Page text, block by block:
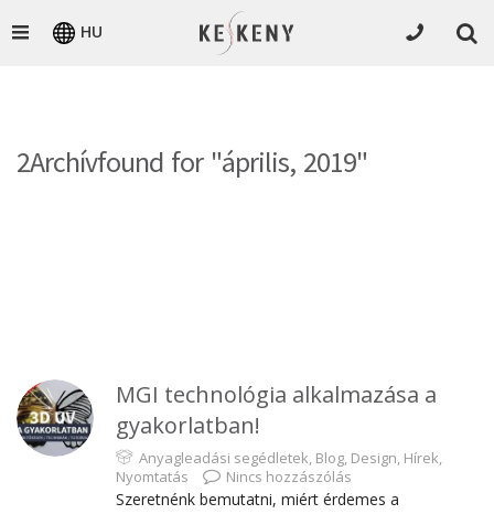
HU
2Archívfound for "április, 2019"
MGI technológia alkalmazása a
gyakorlatban!
Anyagleadási segédletek, Blog, Design, Hírek,
Nyomtatás
Nincs hozzászólás
Szeretnénk bemutatni, miért érdemes a